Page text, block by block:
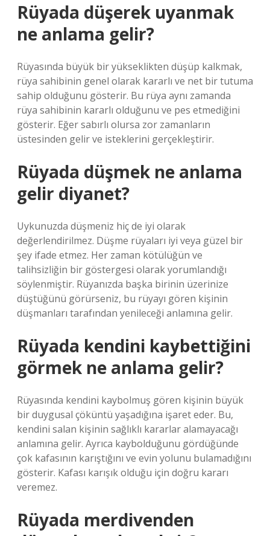
Rüyada düşerek uyanmak
ne anlama gelir?
Rüyasında büyük bir yükseklikten düşüp kalkmak,
rüya sahibinin genel olarak kararlı ve net bir tutuma
sahip olduğunu gösterir. Bu rüya aynı zamanda
rüya sahibinin kararlı olduğunu ve pes etmediğini
gösterir. Eğer sabırlı olursa zor zamanların
üstesinden gelir ve isteklerini gerçekleştirir.
Rüyada düşmek ne anlama
gelir diyanet?
Uykunuzda düşmeniz hiç de iyi olarak
değerlendirilmez. Düşme rüyaları iyi veya güzel bir
şey ifade etmez. Her zaman kötülüğün ve
talihsizliğin bir göstergesi olarak yorumlandığı
söylenmiştir. Rüyanızda başka birinin üzerinize
düştüğünü görürseniz, bu rüyayı gören kişinin
düşmanları tarafından yenileceği anlamına gelir.
Rüyada kendini kaybettiğini
görmek ne anlama gelir?
Rüyasında kendini kaybolmuş gören kişinin büyük
bir duygusal çöküntü yaşadığına işaret eder. Bu,
kendini salan kişinin sağlıklı kararlar alamayacağı
anlamına gelir. Ayrıca kaybolduğunu gördüğünde
çok kafasının karıştığını ve evin yolunu bulamadığını
gösterir. Kafası karışık olduğu için doğru kararı
veremez.
Rüyada merdivenden